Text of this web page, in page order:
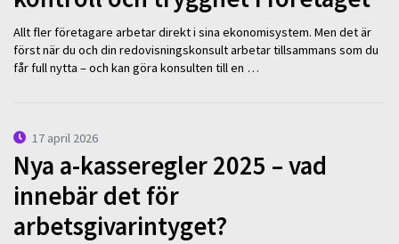
Allt fler företagare arbetar direkt i sina ekonomisystem. Men det är
först när du och din redovisningskonsult arbetar tillsammans som du
får full nytta – och kan göra konsulten till en …
17 april 2026
Nya a-kasseregler 2025 – vad
innebär det för
arbetsgivarintyget?